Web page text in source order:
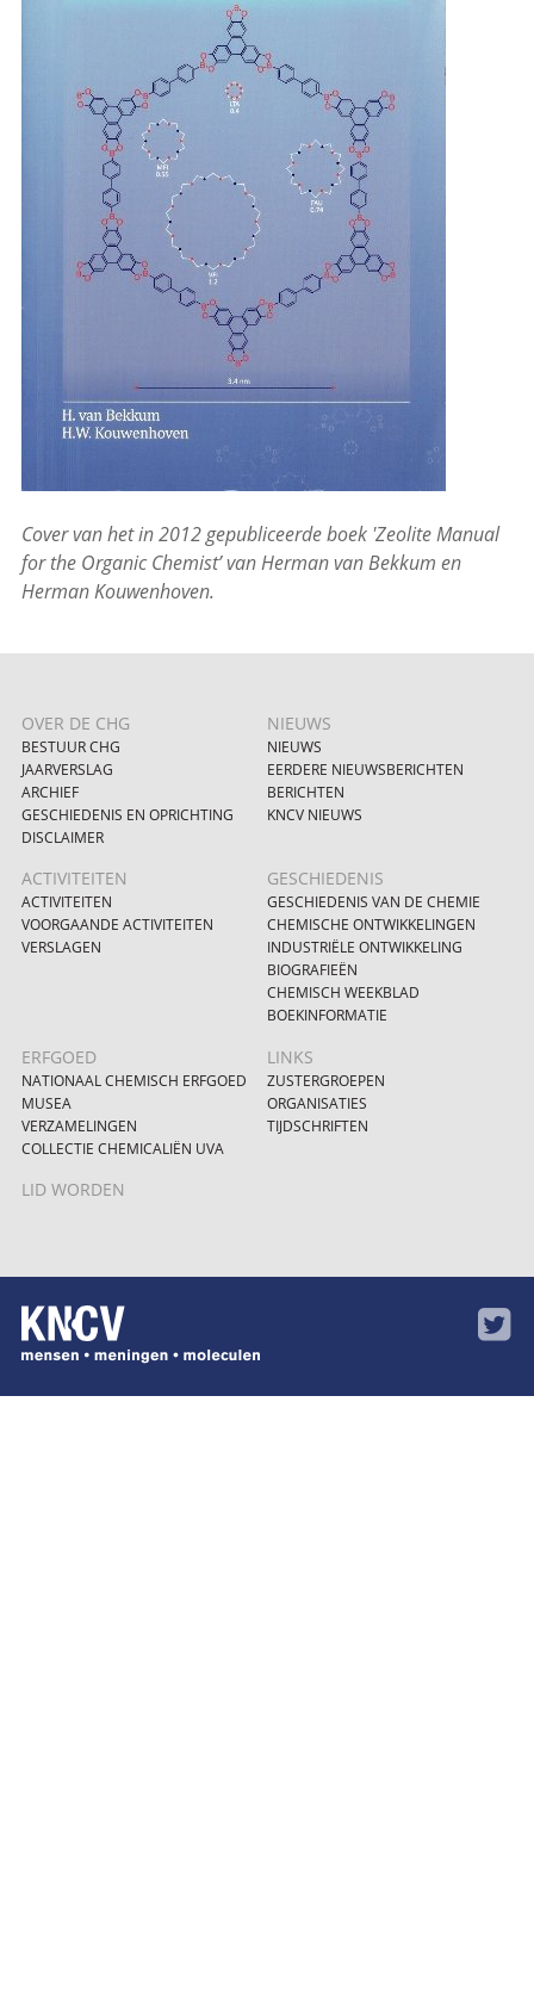
Cover van het in 2012 gepubliceerde boek 'Zeolite Manual
for the Organic Chemist’ van Herman van Bekkum en
Herman Kouwenhoven.
OVER DE CHG
BESTUUR CHG
JAARVERSLAG
ARCHIEF
GESCHIEDENIS EN OPRICHTING
DISCLAIMER
NIEUWS
NIEUWS
EERDERE NIEUWSBERICHTEN
BERICHTEN
KNCV NIEUWS
ACTIVITEITEN
ACTIVITEITEN
VOORGAANDE ACTIVITEITEN
VERSLAGEN
GESCHIEDENIS
GESCHIEDENIS VAN DE CHEMIE
CHEMISCHE ONTWIKKELINGEN
INDUSTRIËLE ONTWIKKELING
BIOGRAFIEËN
CHEMISCH WEEKBLAD
BOEKINFORMATIE
ERFGOED
NATIONAAL CHEMISCH ERFGOED
MUSEA
VERZAMELINGEN
COLLECTIE CHEMICALIËN UVA
LINKS
ZUSTERGROEPEN
ORGANISATIES
TIJDSCHRIFTEN
LID WORDEN